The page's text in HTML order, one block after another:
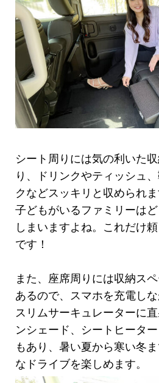
シート周りには気の利いた
り、ドリンクやティッシュ
クなどスッキリと収められま
子どもがいるファミリーは
しまいますよね。これだけ
です！
また、座席周りには収納ス
あるので、スマホを充電しな
スリムサーキュレーターに
ンシェード、シートヒータ
もあり、暑い夏から寒い冬
なドライブを楽しめます。